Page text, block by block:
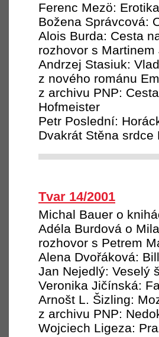
Ferenc Mezö:
Božena Správcová:
Alois Burda: Cesta
rozhovor s Martinem
Andrzej Stasiuk:
z nového románu
z archivu PNP:
Hofmeister
Petr Poslední:
Dvakrát Stěna srdce
Tvar 14/2001
Michal Bauer o
Adéla Burdová o
rozhovor s Petrem
Alena Dvořáková:
Jan Nejedlý: Veselý
Veronika Jičínská:
Arnošt L. Šizling:
z archivu PNP:
Wojciech Ligeza: